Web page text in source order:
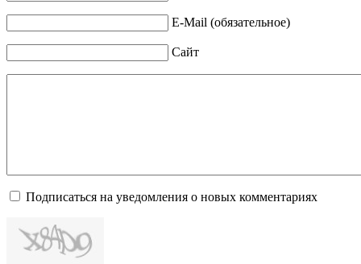
E-Mail (обязательное)
Сайт
Подписаться на уведомления о новых комментариях